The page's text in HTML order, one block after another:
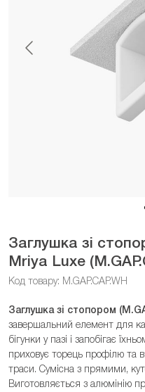
Заглушка зі
Mriya Luxe
Код товару: M.GAP.CAP.WH
Заглушка зі стопором
завершальний елемент для
бігунки у пазі і запобігає
приховує торець профілю та
траси. Сумісна з прямими,
Виготовляється з алюмінію